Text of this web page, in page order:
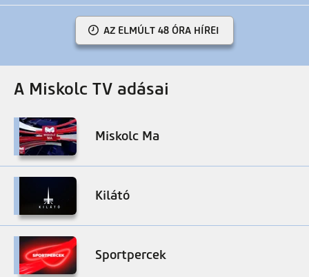
AZ ELMÚLT 48 ÓRA HÍREI
A Miskolc TV adásai
Miskolc Ma
Kilátó
Sportpercek